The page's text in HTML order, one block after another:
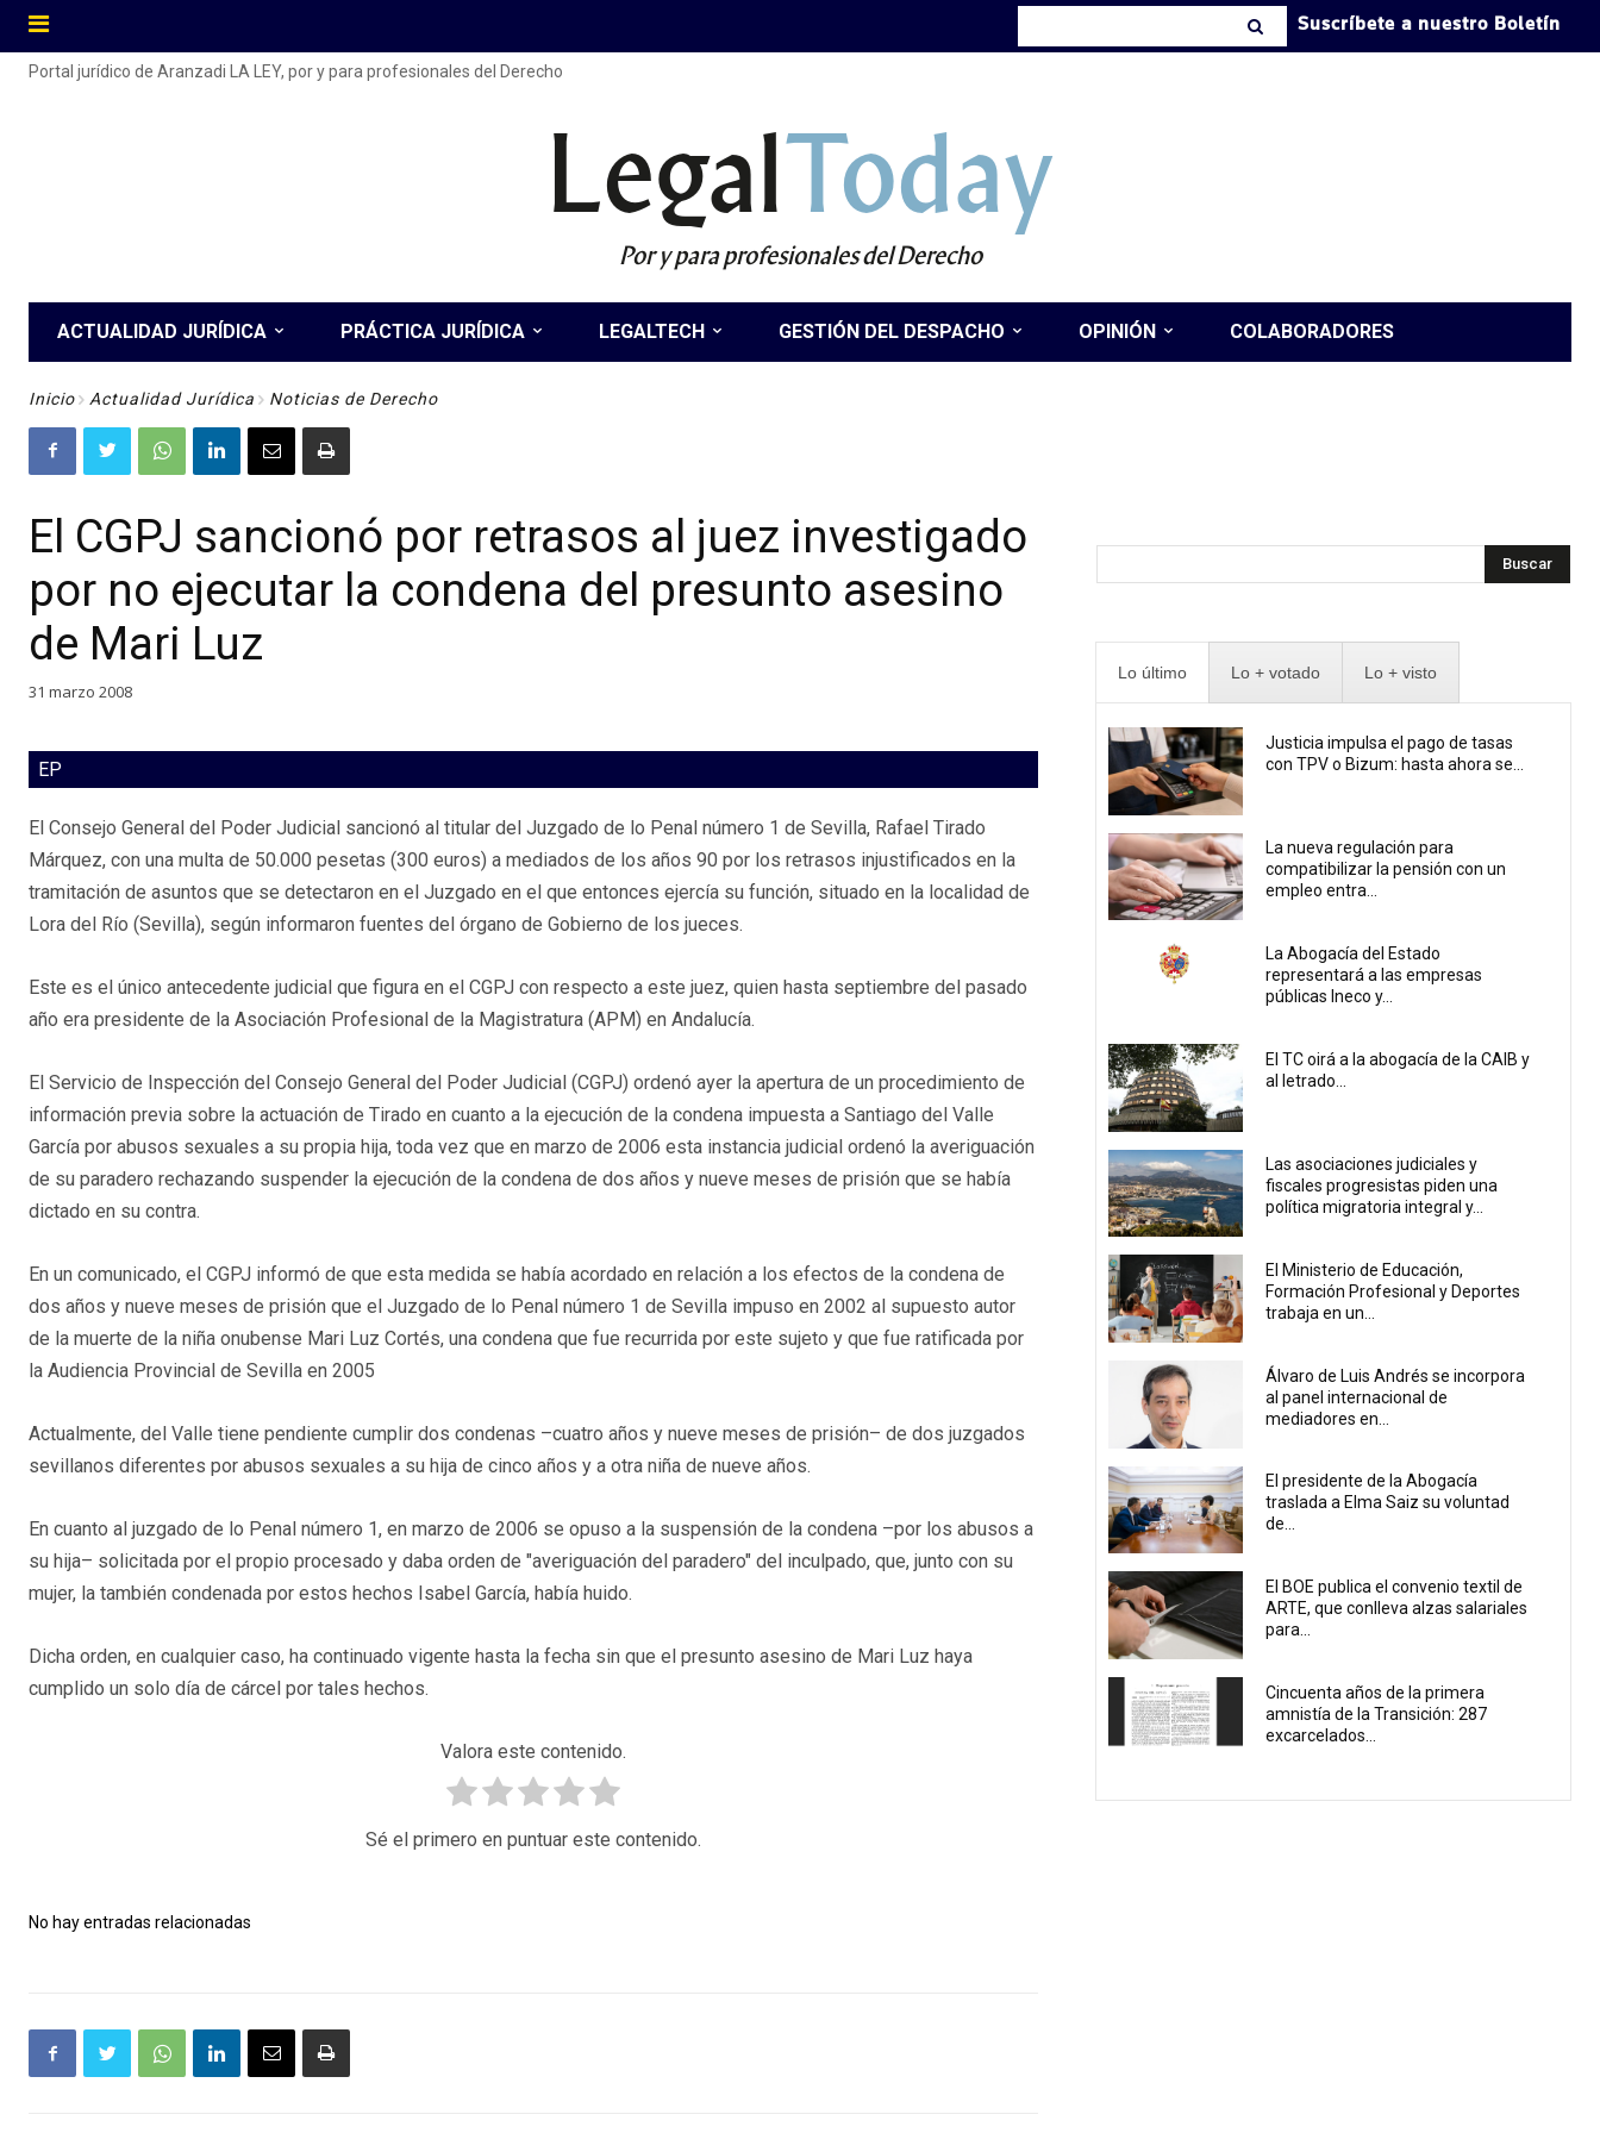
Suscríbete a nuestro Boletín
Portal jurídico de Aranzadi LA LEY, por y para profesionales del Derecho
LegalToday
Por y para profesionales del Derecho
ACTUALIDAD JURÍDICA PRÁCTICA JURÍDICA LEGALTECH GESTIÓN DEL DESPACHO OPINIÓN COLABORADORES
Inicio Actualidad Jurídica Noticias de Derecho
El CGPJ sancionó por retrasos al juez investigado
por no ejecutar la condena del presunto asesino
de Mari Luz
31 marzo 2008
EP
El Consejo General del Poder Judicial sancionó al titular del Juzgado de lo Penal número 1 de Sevilla, Rafael Tirado
Márquez, con una multa de 50.000 pesetas (300 euros) a mediados de los años 90 por los retrasos injustificados en la
tramitación de asuntos que se detectaron en el Juzgado en el que entonces ejercía su función, situado en la localidad de
Lora del Río (Sevilla), según informaron fuentes del órgano de Gobierno de los jueces.
Este es el único antecedente judicial que figura en el CGPJ con respecto a este juez, quien hasta septiembre del pasado
año era presidente de la Asociación Profesional de la Magistratura (APM) en Andalucía.
El Servicio de Inspección del Consejo General del Poder Judicial (CGPJ) ordenó ayer la apertura de un procedimiento de
información previa sobre la actuación de Tirado en cuanto a la ejecución de la condena impuesta a Santiago del Valle
García por abusos sexuales a su propia hija, toda vez que en marzo de 2006 esta instancia judicial ordenó la averiguación
de su paradero rechazando suspender la ejecución de la condena de dos años y nueve meses de prisión que se había
dictado en su contra.
En un comunicado, el CGPJ informó de que esta medida se había acordado en relación a los efectos de la condena de
dos años y nueve meses de prisión que el Juzgado de lo Penal número 1 de Sevilla impuso en 2002 al supuesto autor
de la muerte de la niña onubense Mari Luz Cortés, una condena que fue recurrida por este sujeto y que fue ratificada por
la Audiencia Provincial de Sevilla en 2005
Actualmente, del Valle tiene pendiente cumplir dos condenas –cuatro años y nueve meses de prisión– de dos juzgados
sevillanos diferentes por abusos sexuales a su hija de cinco años y a otra niña de nueve años.
En cuanto al juzgado de lo Penal número 1, en marzo de 2006 se opuso a la suspensión de la condena –por los abusos a
su hija– solicitada por el propio procesado y daba orden de "averiguación del paradero" del inculpado, que, junto con su
mujer, la también condenada por estos hechos Isabel García, había huido.
Dicha orden, en cualquier caso, ha continuado vigente hasta la fecha sin que el presunto asesino de Mari Luz haya
cumplido un solo día de cárcel por tales hechos.
Valora este contenido.
Sé el primero en puntuar este contenido.
No hay entradas relacionadas
Buscar
Lo último Lo + votado Lo + visto
Justicia impulsa el pago de tasas
con TPV o Bizum: hasta ahora se...
La nueva regulación para
compatibilizar la pensión con un
empleo entra...
La Abogacía del Estado
representará a las empresas
públicas Ineco y...
El TC oirá a la abogacía de la CAIB y
al letrado...
Las asociaciones judiciales y
fiscales progresistas piden una
política migratoria integral y...
El Ministerio de Educación,
Formación Profesional y Deportes
trabaja en un...
Álvaro de Luis Andrés se incorpora
al panel internacional de
mediadores en...
El presidente de la Abogacía
traslada a Elma Saiz su voluntad
de...
El BOE publica el convenio textil de
ARTE, que conlleva alzas salariales
para...
Cincuenta años de la primera
amnistía de la Transición: 287
excarcelados...